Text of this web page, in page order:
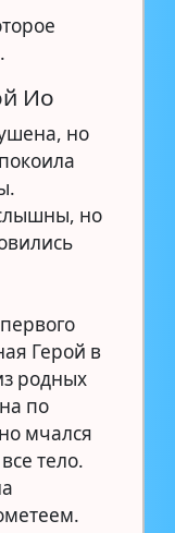
Ио
но
но
Герой в
родных
по
мчался
тело.